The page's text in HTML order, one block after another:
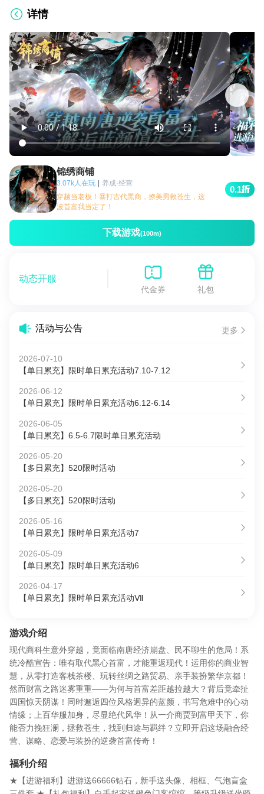
详情
锦绣商铺
3.07k人在玩
养成·经营
穿越当老板！暴打古代黑商，撩美男救苍生，这
波首富我当定了！​
0.1
下载游戏(100m)
动态开服
代金券 礼包
活动与公告 更多
2026-07-10
【单日累充】限时单日累充活动7.10-7.12
2026-06-12
【单日累充】限时单日累充活动6.12-6.14
2026-06-05
【单日累充】6.5-6.7限时单日累充活动
2026-05-20
【多日累充】520限时活动
2026-05-20
【多日累充】520限时活动
2026-05-16
【单日累充】限时单日累充活动7
2026-05-09
【单日累充】限时单日累充活动6
2026-04-17
【单日累充】限时单日累充活动Ⅶ
游戏介绍
现代商科生意外穿越，竟面临南唐经济崩盘、民不聊生的危局！系
统冷酷宣告：唯有取代黑心首富，才能重返现代！运用你的商业智
慧，从零打造客栈茶楼、玩转丝绸之路贸易、亲手装扮繁华京都！
然而财富之路迷雾重重——为何与首富差距越拉越大？背后竟牵扯
四国惊天阴谋！同时邂逅四位风格迥异的蓝颜，书写危难中的心动
情缘；上百华服加身，尽显绝代风华！从一介商贾到富甲天下，你
能否力挽狂澜，拯救苍生，找到归途与羁绊？立即开启这场融合经
营、谋略、恋爱与装扮的逆袭首富传奇！
福利介绍
★【进游福利】进游送66666钻石，新手送头像、相框、气泡盲盒